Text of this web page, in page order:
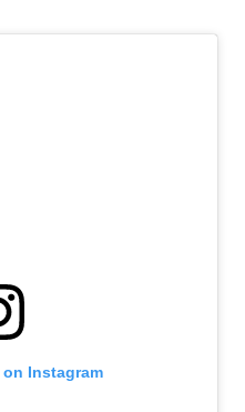
Instagram